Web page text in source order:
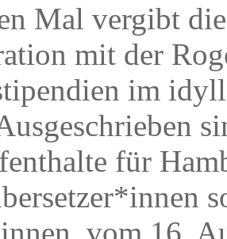
Mal vergibt
mit der
im
für
vom 16.